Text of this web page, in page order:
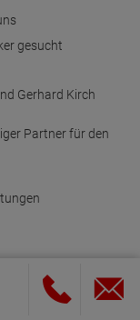
gesucht
Gerhard Kirch
Partner für den